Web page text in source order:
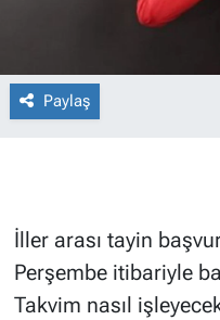
Paylaş
İller arası tayin
Perşembe itibariyle
Takvim nasıl